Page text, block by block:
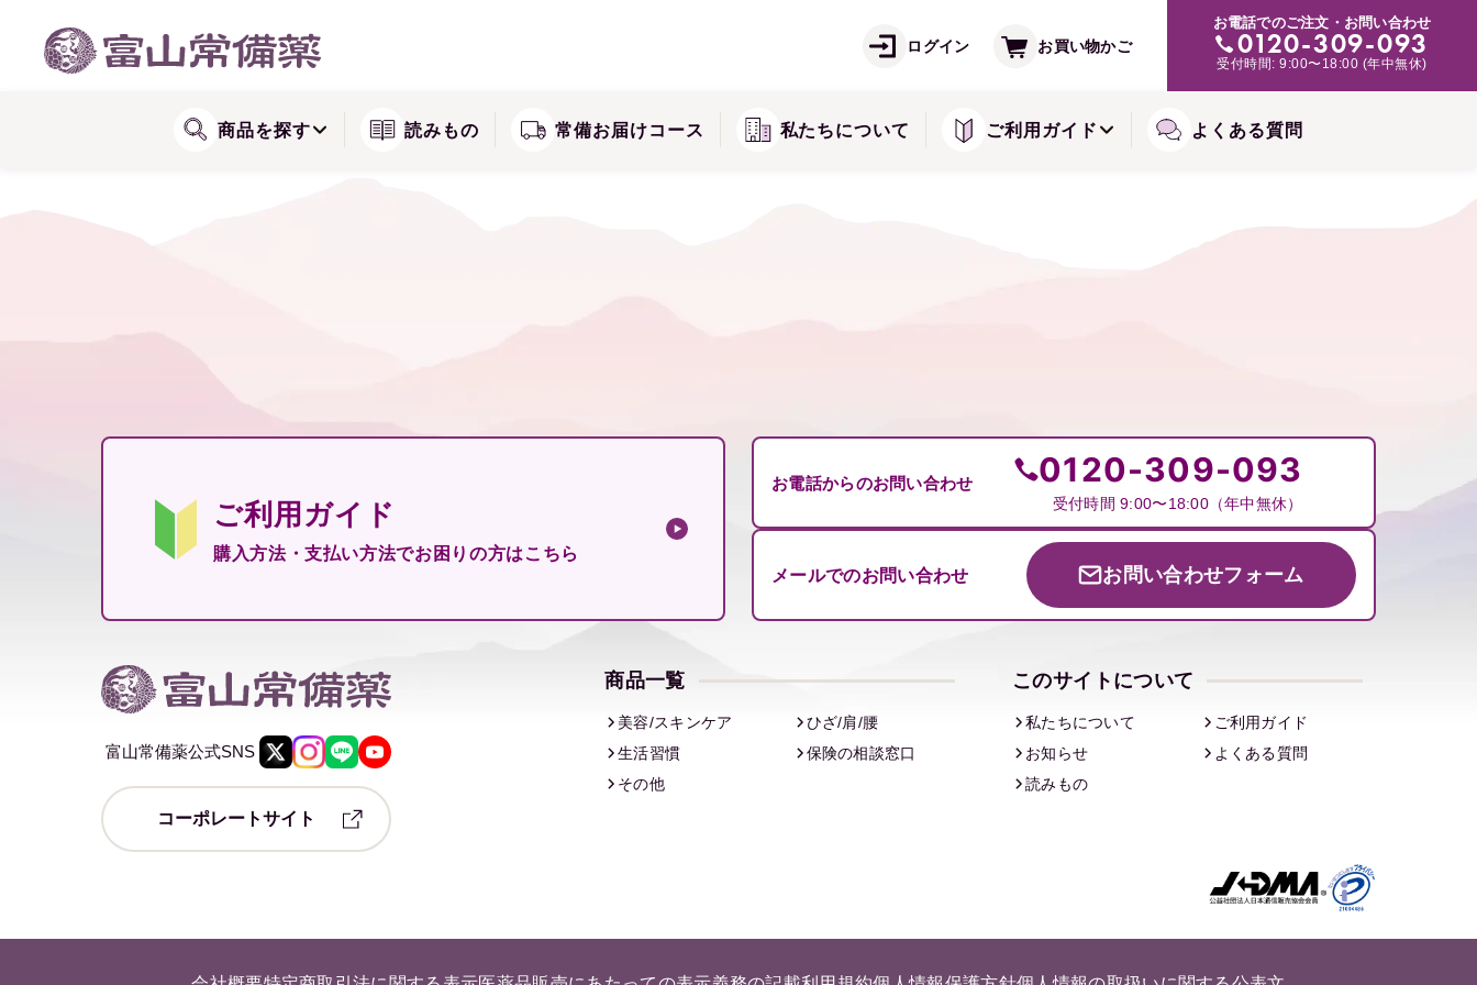
ログイン お買い物かご
お電話でのご注文・お問い合わせ
0120-309-093
受付時間: 9:00〜18:00 (年中無休)
商品を探す
リョウシンシリーズ
痛み・肌トラブルの緩和に
読みもの 常備お届けコース 私たちについて ご利用ガイド
常備お届けコースについて
よくある質問
ご利用ガイド
購入方法・支払い方法でお困りの方はこちら
お電話からのお問い合わせ 0120-309-093
受付時間 9:00〜18:00（年中無休）
メールでのお問い合わせ お問い合わせフォーム
富山常備薬公式SNS
コーポレートサイト
商品一覧
美容/スキンケア
ひざ/肩/腰
生活習慣
保険の相談窓口
その他
このサイトについて
私たちについて
ご利用ガイド
お知らせ
よくある質問
読みもの